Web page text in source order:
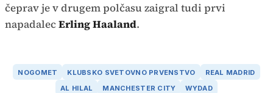
čeprav je v drugem polčasu zaigral tudi prvi
napadalecErling Haaland.
NOGOMET KLUBSKO SVETOVNO PRVENSTVO
REAL MADRID
AL HILAL
MANCHESTER CITY WYDAD